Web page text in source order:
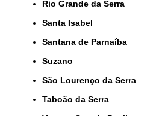
Rio Grande da Serra
Santa Isabel
Santana de Parnaíba
Suzano
São Lourenço da Serra
Taboão da Serra